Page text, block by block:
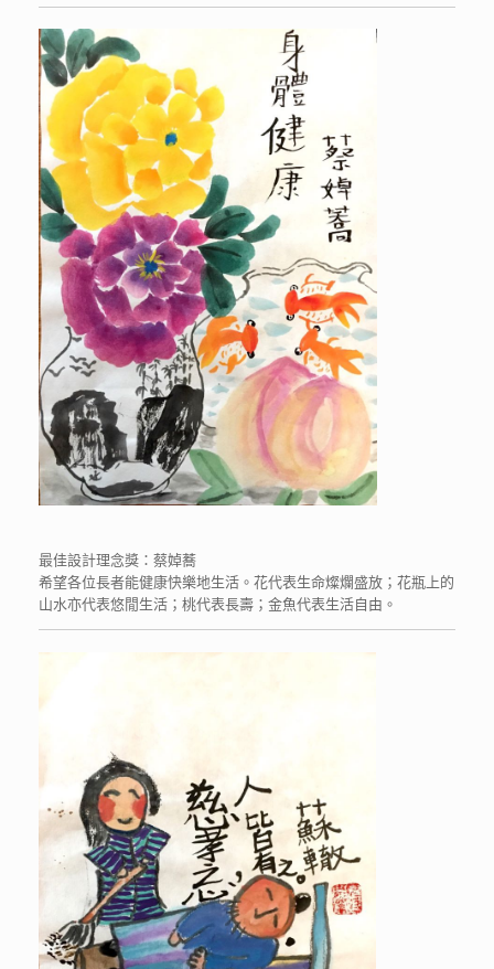
最佳設計理念獎：蔡婥蕎
希望各位長者能健康快樂地生活。花代表生命燦爛盛放；花瓶上的
山水亦代表悠閒生活；桃代表長壽；金魚代表生活自由。